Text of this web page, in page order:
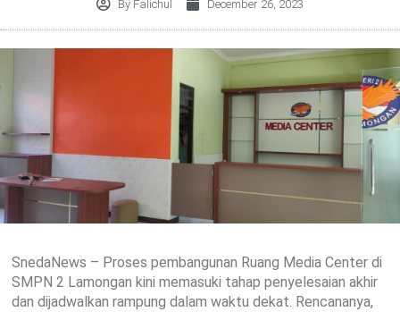
By Falichul December 26, 2023
SnedaNews – Proses pembangunan Ruang Media Center di
SMPN 2 Lamongan kini memasuki tahap penyelesaian akhir
dan dijadwalkan rampung dalam waktu dekat. Rencananya,